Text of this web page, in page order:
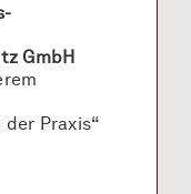
GmbH
Praxis“